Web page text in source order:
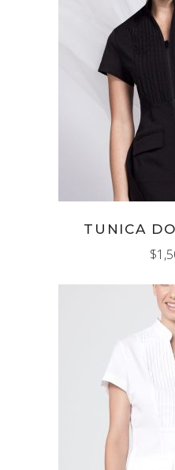
AÑADIR
TUNICA
$
AÑADIR